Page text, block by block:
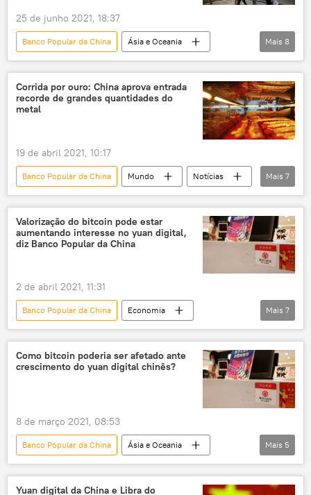
25 de junho 2021, 18:37
Banco Popular da China
Ásia e Oceania
Mundo
Notícias
Bloomberg
Universidade de Oxford
Deutsche Bank
Hong Kong
Reino Unido China
Mais 8
Corrida por ouro: China aprova entrada
recorde de grandes quantidades do
metal
19 de abril 2021, 10:17
Banco Popular da China Mundo
Notícias
ouro
cotas
importação
aumento
recorde
Ásia e Oceania
China
Mais 7
Valorização do bitcoin pode estar
aumentando interesse no yuan digital,
diz Banco Popular da China
2 de abril 2021, 11:31
Banco Popular da China
Economia
Notícias
yuan
criptomoeda
digital
bitcoin
aumento
sucesso
Mais 7
Como bitcoin poderia ser afetado ante
crescimento do yuan digital chinês?
8 de março 2021, 08:53
Banco Popular da China
Ásia e Oceania
Mundo
Notícias
criptomoeda
Bitcoin
mercado financeiro
Mais 5
Yuan digital da China e Libra do